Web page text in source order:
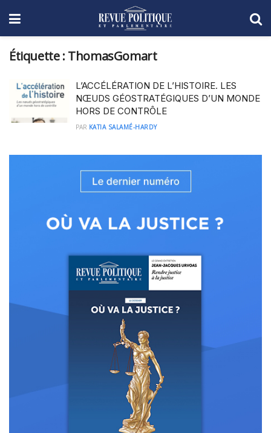
Étiquette : ThomasGomart
L’ACCÉLÉRATION DE L’HISTOIRE. LES
NŒUDS GÉOSTRATÉGIQUES D’UN MONDE
HORS DE CONTRÔLE
PAR KATIA SALAMÉ-HARDY